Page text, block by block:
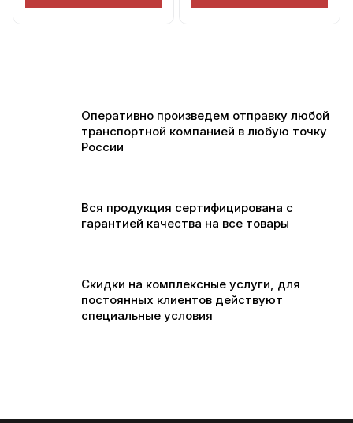
Оперативно произведем отправку любой
транспортной компанией в любую точку
России
Вся продукция сертифицирована с
гарантией качества на все товары
Скидки на комплексные услуги, для
постоянных клиентов действуют
специальные условия